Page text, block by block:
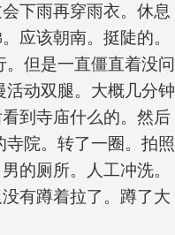
下雨再穿雨衣。休息
应该朝南。挺陡的。
但是一直僵直着没问
动双腿。大概几分钟
到寺庙什么的。然后
院。转了一圈。拍照
的厕所。人工冲洗。
有蹲着拉了。蹲了大